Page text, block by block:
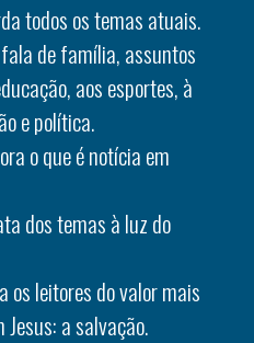
todos os temas atuais.
de família, assuntos
aos esportes, à
e política.
o que é notícia em
dos temas à luz do
os leitores do valor mais
a salvação.